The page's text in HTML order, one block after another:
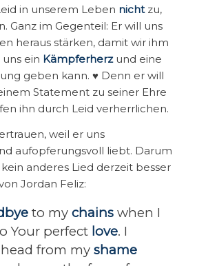
in unserem Leben nichtzu,
Ganz im Gegenteil: Er will uns
heraus stärken, damit wir ihm
ein Kämpferherzund eine
geben kann. ♥ Denn er will
Statement zu seiner Ehre
ihn durch Leid verherrlichen.
weil er uns
aufopferungsvoll liebt. Darum
anderes Lied derzeit besser
Jordan Feliz:
to my chainswhen I
Your perfect love. I
from my shame